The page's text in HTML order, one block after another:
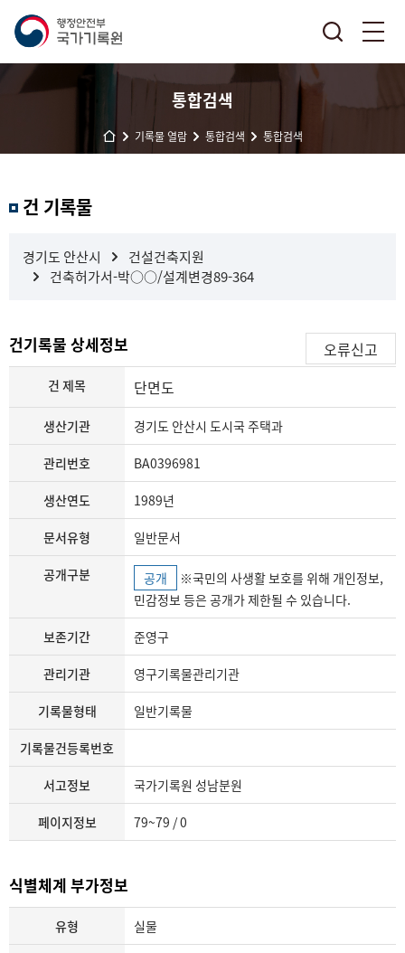
통합검색
기록물 열람 통합검색 통합검색
과 건 기록물
경기도 안산시
건설건축지원
건축허가서-박○○/설계변경89-364
건기록물 상세정보 오류신고
건 제목 단면도
생산기관 경기도 안산시 도시국 주택과
관리번호 BA0396981
생산연도 1989년
문서유형 일반문서
공개구분 공개
민감정보 등은 공개가 제한될 수 있습니다.
보존기간 준영구
관리기관 영구기록물관리기관
기록물형태 일반기록물
기록물건등록번호
서고정보 국가기록원 성남분원
페이지정보 79~79 / 0
식별체계 부가정보
유형 실물